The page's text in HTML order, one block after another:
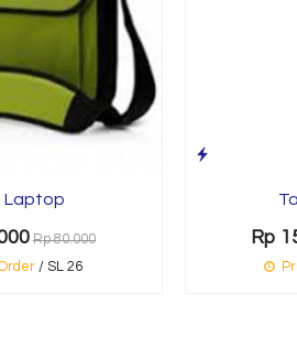
Laptop
Rp 80.000
/ SL 26
Rp